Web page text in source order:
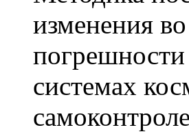
изменения
системах